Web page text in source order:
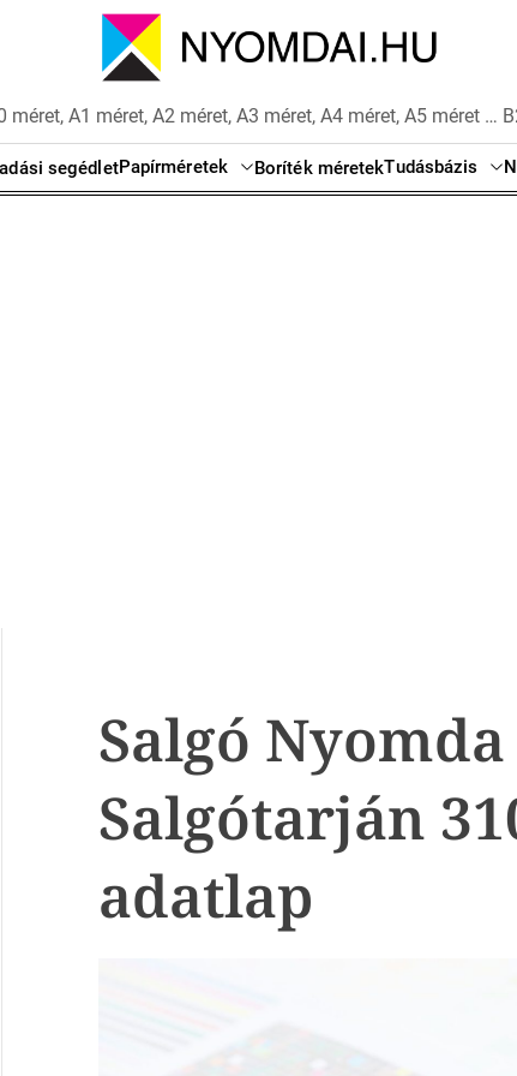
A1 méret, A2 méret, A3 méret, A4 méret, A5 méret …
segédletPapírméretek Boríték méretekTudásbázis
Salgó
Salgótarján
adatlap